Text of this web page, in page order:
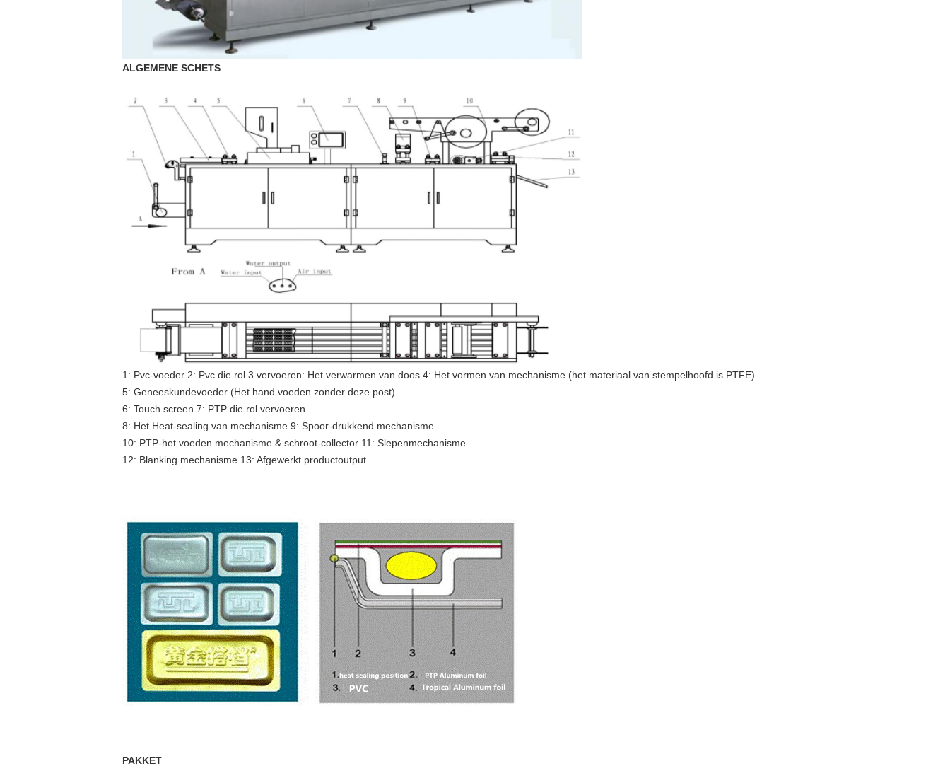
ALGEMENE SCHETS
1: Pvc-voeder 2: Pvc die rol 3 vervoeren: Het verwarmen van doos 4: Het vormen van mechanisme (het materiaal van stempelhoofd is PTFE)
5: Geneeskundevoeder (Het hand voeden zonder deze post)
6: Touch screen 7: PTP die rol vervoeren
8: Het Heat-sealing van mechanisme 9: Spoor-drukkend mechanisme
10: PTP-het voeden mechanisme & schroot-collector 11: Slepenmechanisme
12: Blanking mechanisme 13: Afgewerkt productoutput
PAKKET